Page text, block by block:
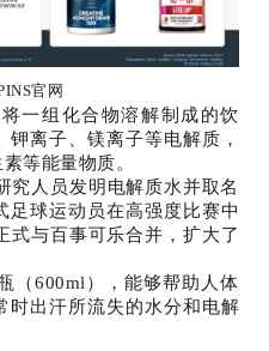
官网
一组化合物溶解制成的饮
离子、镁离子等电解质，
等能量物质。
究人员发明电解质水并取名
足球运动员在高强度比赛中
式与百事可乐合并，扩大了
（600ml），能够帮助人体
时出汗所流失的水分和电解